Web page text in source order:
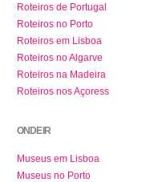
Roteiros de Portugal
Roteiros no Porto
Roteiros em Lisboa
Roteiros no Algarve
Roteiros na Madeira
Roteiros nos Açoress
ONDE IR
Museus em Lisboa
Museus no Porto